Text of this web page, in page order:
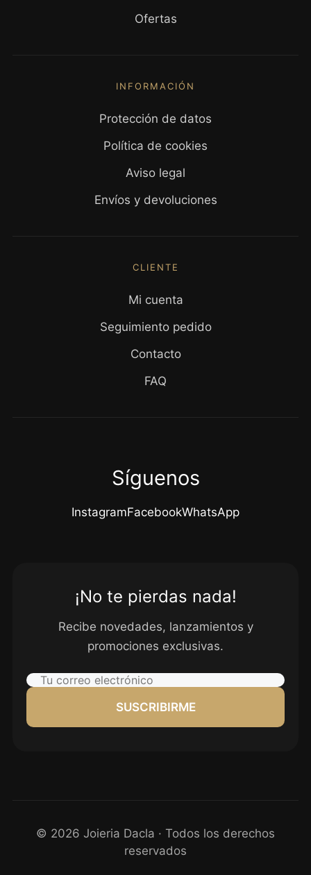
Ofertas
INFORMACIÓN
Protección de datos
Política de cookies
Aviso legal
Envíos y devoluciones
CLIENTE
Mi cuenta
Seguimiento pedido
Contacto
FAQ
Síguenos
InstagramFacebookWhatsApp
¡No te pierdas nada!
Recibe novedades, lanzamientos y
promociones exclusivas.
SUSCRIBIRME
© 2026 Joieria Dacla · Todos los derechos
reservados